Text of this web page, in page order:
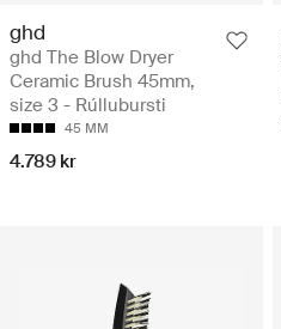
ghd
ghd The Blow Dryer
Ceramic Brush 45mm,
size 3 - Rúllubursti
45 MM
4.789 kr